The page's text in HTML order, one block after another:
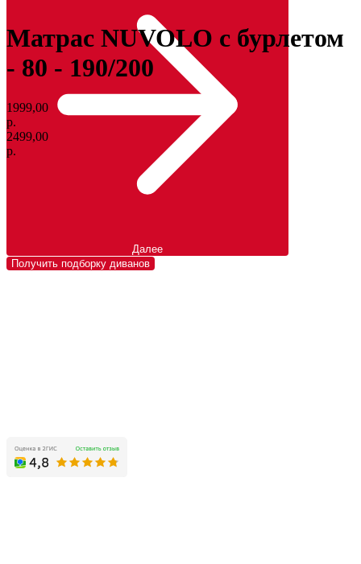
Далее
Получить подборку диванов
Матрас NUVOLO с бурлетом
- 80 - 190/200
1999,00
р.
2499,00
р.